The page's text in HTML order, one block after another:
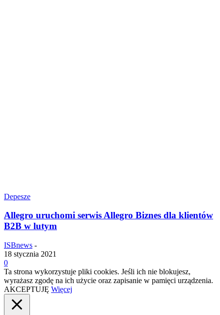
Depesze
Allegro uruchomi serwis Allegro Biznes dla klientów
B2B w lutym
ISBnews -
18 stycznia 2021
0
Ta strona wykorzystuje pliki cookies. Jeśli ich nie blokujesz,
wyrażasz zgodę na ich użycie oraz zapisanie w pamięci urządzenia.
AKCEPTUJĘ Więcej